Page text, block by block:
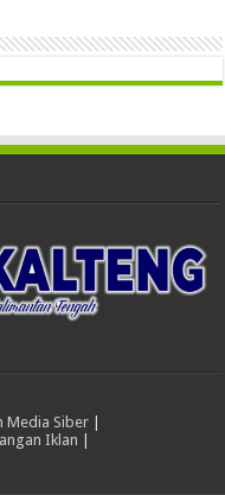
Media Siber
Iklan